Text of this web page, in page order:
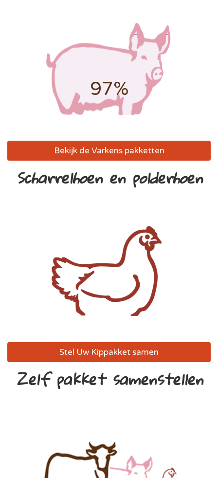
97%
Bekijk de Varkens pakketten
Scharrelhoen en polderhoen
Stel Uw Kippakket samen
Zelf pakket samenstellen